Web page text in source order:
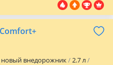
новый внедорожник
2.7 л